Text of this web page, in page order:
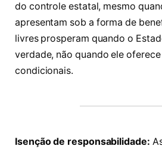
do controle estatal, mesmo
apresentam sob a forma de
livres prosperam quando o
verdade, não quando ele
condicionais.
Isenção de responsabilidade: